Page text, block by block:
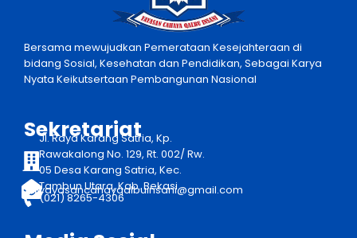
Bersama mewujudkan Pemerataan Kesejahteraan di
bidang Sosial, Kesehatan dan Pendidikan, Sebagai Karya
Nyata Keikutsertaan Pembangunan Nasional
Sekretariat
Jl. Raya Karang Satria, Kp.
Rawakalong No. 129, Rt. 002/ Rw.
05 Desa Karang Satria, Kec.
Tambun Utara, Kab. Bekasi
yayasancahayqalbuinsani@gmail.com
(021) 8265-4306